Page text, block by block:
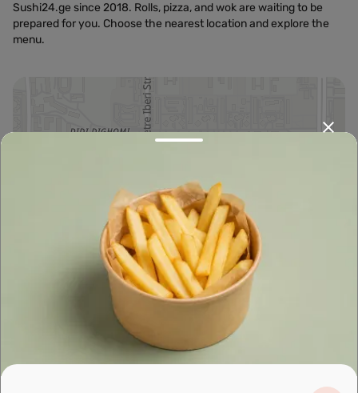
Sushi24.ge since 2018. Rolls, pizza, and wok are waiting to be
prepared for you. Choose the nearest location and explore the
menu.
Leaflet | OpenFreeMap ©OpenMapTiles Data from
მარშრუტის დაგეგმვა